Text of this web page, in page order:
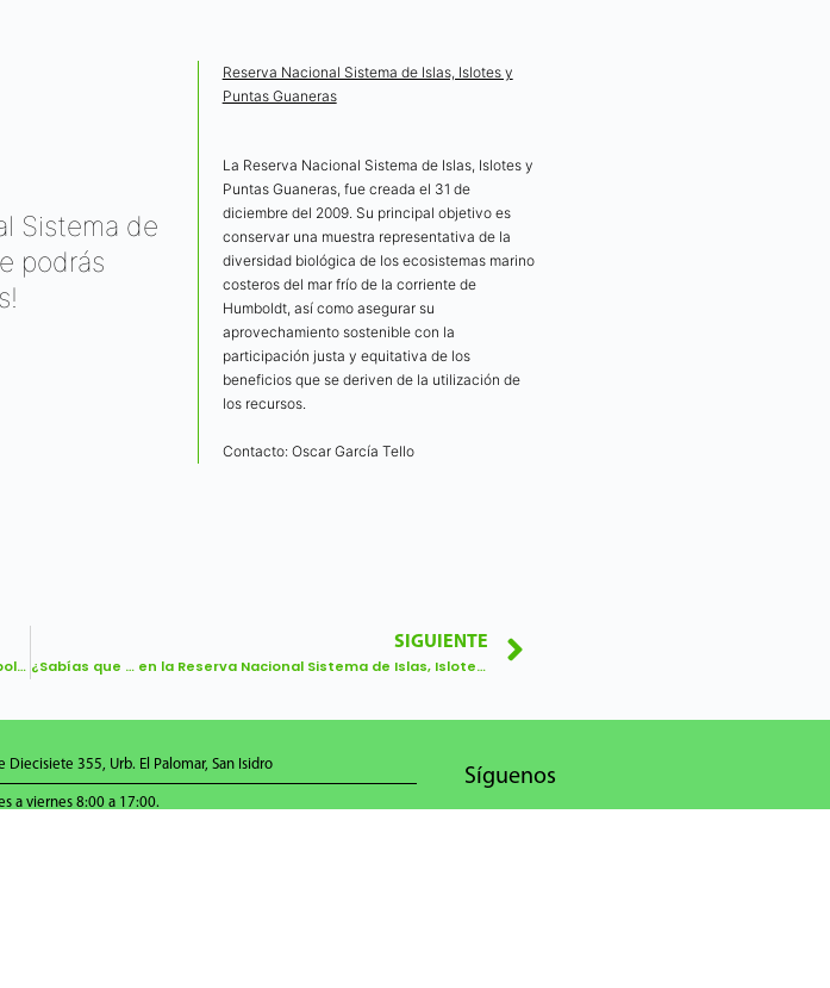
Sistema de
podrás
Reserva Nacional Sistema de Islas, Islotes y
Puntas Guaneras
La Reserva Nacional Sistema de Islas, Islotes y
Puntas Guaneras, fue creada el 31 de
diciembre del 2009. Su principal objetivo es
conservar una muestra representativa de la
diversidad biológica de los ecosistemas marino
costeros del mar frío de la corriente de
Humboldt, así como asegurar su
aprovechamiento sostenible con la
participación justa y equitativa de los
beneficios que se deriven de la utilización de
los recursos.
Contacto: Oscar García Tello
¿Sabías que … la Reserva Comunal Amarakaeri alberga arboles longevos de más de 1.000 años?
SIGUIENTE
¿Sabías que … en la Reserva Nacional Sistema de Islas, Islotes y Puntas Guaneras habita una especie especialista en lanzarse en picada para capturar a sus presas?
Diecisiete 355, Urb. El Palomar, San Isidro
a viernes 8:00 a 17:00.
Síguenos